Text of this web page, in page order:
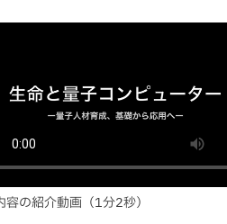
容の紹介動画（1分2秒）